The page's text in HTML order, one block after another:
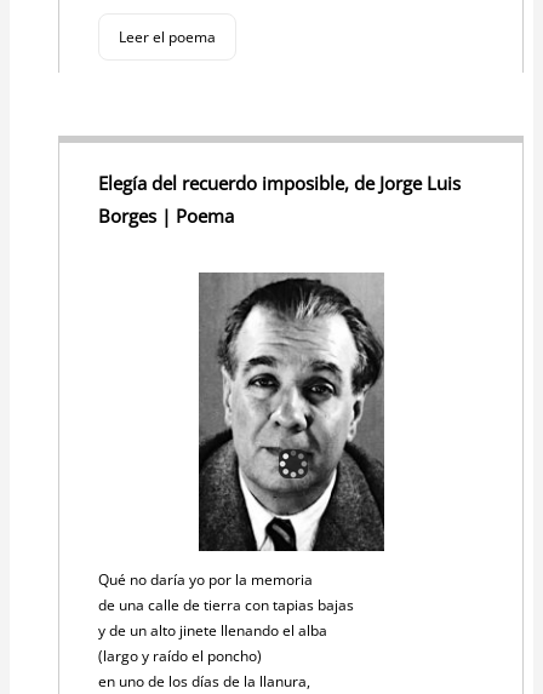
Leer el poema
Elegía del recuerdo imposible, de Jorge Luis
Borges | Poema
Qué no daría yo por la memoria
de una calle de tierra con tapias bajas
y de un alto jinete llenando el alba
(largo y raído el poncho)
en uno de los días de la llanura,